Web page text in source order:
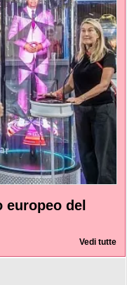
europeo del
Vedi tutte